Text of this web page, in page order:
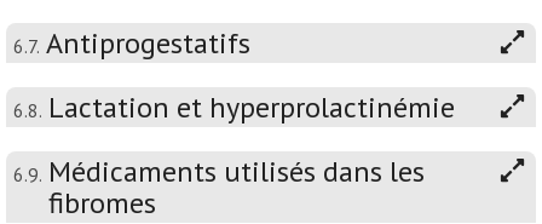
6.7. Antiprogestatifs
6.8. Lactation et hyperprolactinémie
6.9. Médicaments utilisés dans les
fibromes